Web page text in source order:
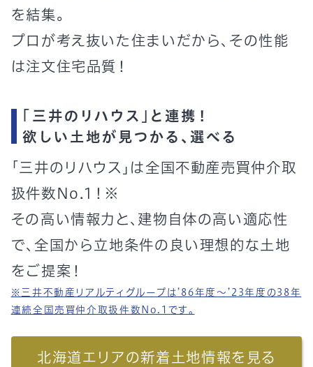
を結集。
プロが考え抜いた住まいだから、その性能
は注文住宅品質！
「三井のリハウス」と連携！
欲しい土地が見つかる、選べる
「三井のリハウス」は全国不動産売買仲介取
扱件数No.1！ ※
その高い情報力と、建物自体の高い適応性
で、全国から立地条件の良い理想的な土地
をご提案！
※三井不動産リアルティグループは’86年度～’23年度の38年
連続全国売買仲介取扱件数No.1です。
北海道エリアの新着土地情報を見る